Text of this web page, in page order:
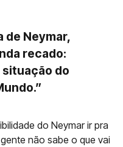
de Neymar,
recado:
situação do
do Neymar ir pra
não sabe o que vai